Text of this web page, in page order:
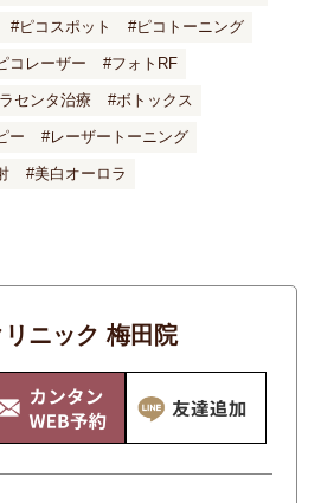
#ピコスポット #ピコトーニング
コレーザー #フォトRF
センタ治療 #ボトックス
ー #レーザートーニング
#美白オーロラ
ニック 梅田院